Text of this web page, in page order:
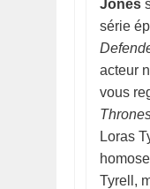
Jones
série
acteur
vous
Loras
Tyrell,